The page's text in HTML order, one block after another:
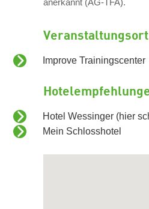
anerkannt (AG-TFA).
Veranstaltungsort
Improve Trainingscenter
Hotel Wessinger (hier
Mein Schlosshotel